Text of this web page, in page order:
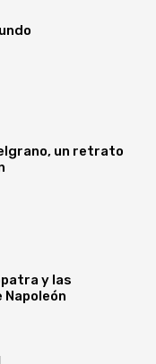
un retrato
y las